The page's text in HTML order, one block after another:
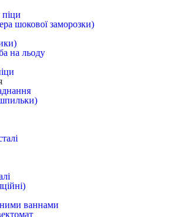
піци
шокової заморозки)
на льоду
ваннами